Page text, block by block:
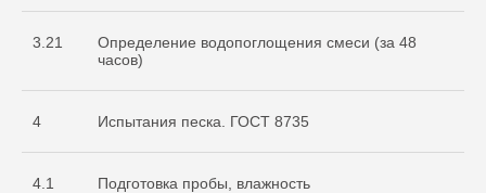
3.21
Определение водопоглощения смеси (за 48
часов)
4 Испытания песка. ГОСТ 8735
4.1 Подготовка пробы, влажность